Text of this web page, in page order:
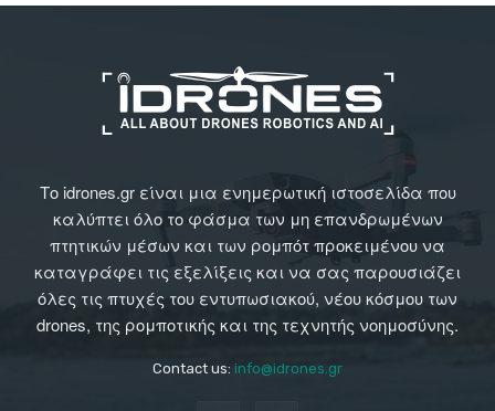
Το idrones.gr είναι μια ενημερωτική ιστοσελίδα που
καλύπτει όλο το φάσμα των μη επανδρωμένων
πτητικών μέσων και των ρομπότ προκειμένου να
καταγράφει τις εξελίξεις και να σας παρουσιάζει
όλες τις πτυχές του εντυπωσιακού, νέου κόσμου των
drones, της ρομποτικής και της τεχνητής νοημοσύνης.
Contact us: info@idrones.gr